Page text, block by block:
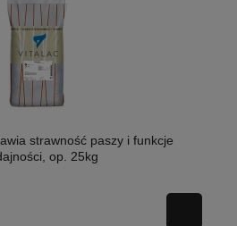
strawność paszy i funkcje
op. 25kg